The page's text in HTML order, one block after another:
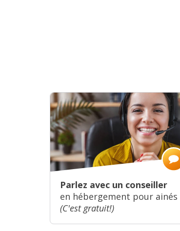
Parlez avec un conseiller
en hébergement pour ainés
(C'est gratuit!)